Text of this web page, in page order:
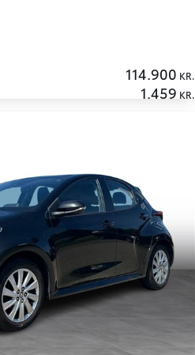
114.900 KR.
1.459 KR.